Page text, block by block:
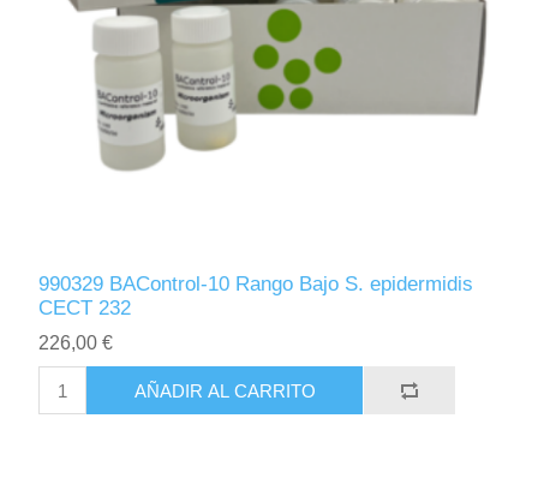
990329 BAControl-10 Rango Bajo S. epidermidis
CECT 232
226,00 €
AÑADIR AL CARRITO